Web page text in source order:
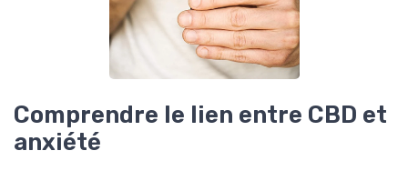
Comprendre le lien entre CBD et
anxiété